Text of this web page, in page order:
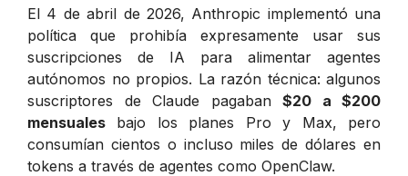
El 4 de abril de 2026, Anthropic implementó una
política que prohibía expresamente usar sus
suscripciones de IA para alimentar agentes
autónomos no propios. La razón técnica: algunos
suscriptores de Claude pagaban $20 a $200
mensuales bajo los planes Pro y Max, pero
consumían cientos o incluso miles de dólares en
tokens a través de agentes como OpenClaw.